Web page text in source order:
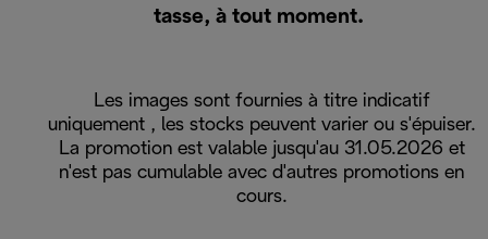
tasse, à tout moment.
Les images sont fournies à titre indicatif
uniquement , les stocks peuvent varier ou s'épuiser.
La promotion est valable jusqu'au 31.05.2026 et
n'est pas cumulable avec d'autres promotions en
cours.